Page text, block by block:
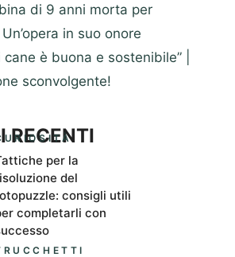
di 9 anni morta per
in suo onore
è buona e sostenibile” |
sconvolgente!
RECENTI
per la
del
consigli utili
completarli con